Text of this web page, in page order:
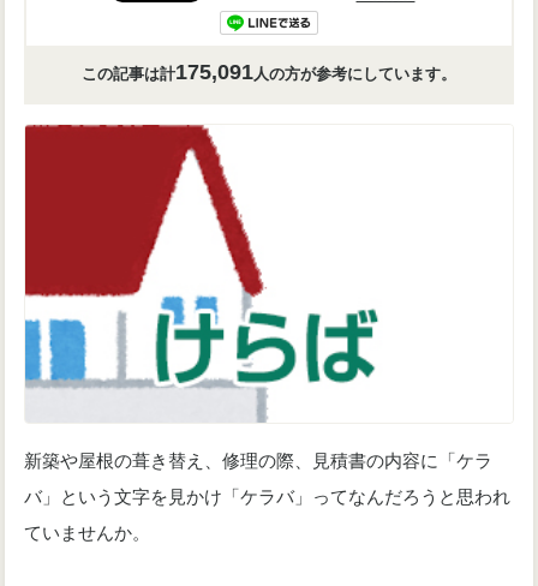
この記事は計175,091人の方が参考にしています。
新築や屋根の葺き替え、修理の際、見積書の内容に「ケラ
バ」という文字を見かけ「ケラバ」ってなんだろうと思われ
ていませんか。